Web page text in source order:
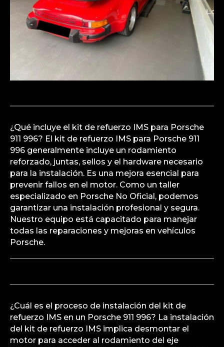
¿Qué incluye el kit de refuerzo IMS para Porsche
911 996? El kit de refuerzo IMS para Porsche 911
996 generalmente incluye un rodamiento
reforzado, juntas, sellos y el hardware necesario
para la instalación. Es una mejora esencial para
prevenir fallos en el motor. Como un taller
especializado en Porsche No Oficial, podemos
garantizar una instalación profesional y segura.
Nuestro equipo está capacitado para manejar
todas las reparaciones y mejoras en vehículos
Porsche.
¿Cuál es el proceso de instalación del kit de
refuerzo IMS en un Porsche 911 996? La instalación
del kit de refuerzo IMS implica desmontar el
motor para acceder al rodamiento del eje